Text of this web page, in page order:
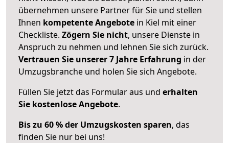
übernehmen unsere Partner für Sie und stellen
Ihnen kompetente Angebote in Kiel mit einer
Checkliste. Zögern Sie nicht, unsere Dienste in
Anspruch zu nehmen und lehnen Sie sich zurück.
Vertrauen Sie unserer 7 Jahre Erfahrung in der
Umzugsbranche und holen Sie sich Angebote.
Füllen Sie jetzt das Formular aus und erhalten
Sie kostenlose Angebote.
Bis zu 60 % der Umzugskosten sparen, das
finden Sie nur bei uns!